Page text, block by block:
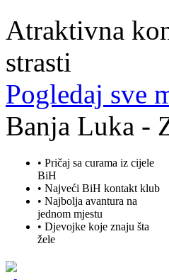
Atraktivna
strasti
Pogledaj sve
Banja Luka -
• Pričaj sa curama iz cijele
BiH
• Najveći BiH kontakt klub
• Najbolja avantura na
jednom mjestu
• Djevojke koje znaju šta
žele